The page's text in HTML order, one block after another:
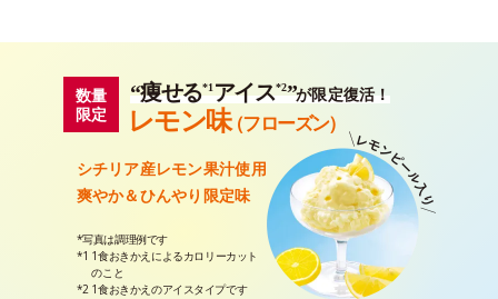
数量
限定
“痩せる*1アイス*2”が限定復活！
レモン味（フローズン）
シチリア産レモン果汁使用
爽やか＆ひんやり限定味
*写真は調理例です
*1 1食おきかえによるカロリーカット
のこと
*2 1食おきかえのアイスタイプです